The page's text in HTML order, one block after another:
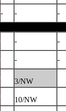
- -
-
- -
- -
3/NW
10/NW